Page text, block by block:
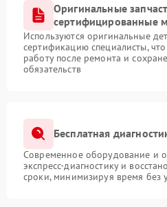
Оригинальные
сертифицированные
Используются оригинальные
сертификацию специалисты,
работу после ремонта и
обязательств
Бесплатная
Современное оборудование и
экспресс-диагностику и
сроки, минимизируя время без